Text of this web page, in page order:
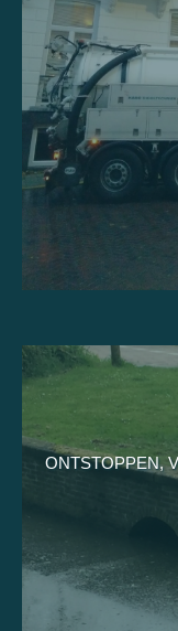
ONTSTOPPEN,